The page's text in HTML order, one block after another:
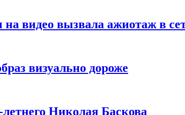
видео вызвала ажиотаж в
визуально дороже
Николая Баскова